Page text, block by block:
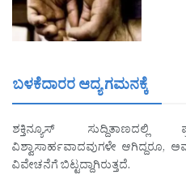
ಬಳಕೆದಾರರ ಆದ್ಯ ಗಮನಕ್ಕೆ
ಶಕ್ತಿನ್ಯೂಸ್ ಸುದ್ದಿತಾಣದಲ್ಲಿ
ವಿಶ್ವಾಸಾರ್ಹವಾದವುಗಳೇ ಆಗಿದ್ದರೂ,
ವಿವೇಚನೆಗೆ ಬಿಟ್ಟದ್ದಾಗಿರುತ್ತದೆ.